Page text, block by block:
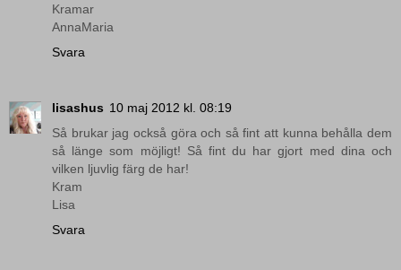
Kramar
AnnaMaria
Svara
lisashus 10 maj 2012 kl. 08:19
Så brukar jag också göra och så fint att kunna behålla dem
så länge som möjligt! Så fint du har gjort med dina och
vilken ljuvlig färg de har!
Kram
Lisa
Svara